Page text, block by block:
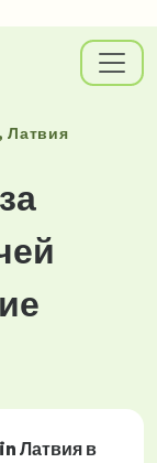
, Латвия
in Латвия в